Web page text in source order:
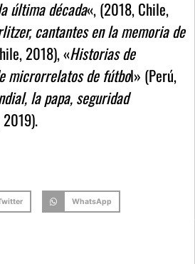
última década«, (2018, Chile,
cantantes en la memoria de
2018), «Historias de
microrrelatos de fútbol» (Perú,
la papa, seguridad
WhatsApp